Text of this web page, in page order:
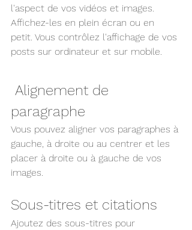
l'aspect de vos vidéos et images.
Affichez-les en plein écran ou en
petit. Vous contrôlez l'affichage de vos
posts sur ordinateur et sur mobile.
paragraphe
Vous pouvez aligner vos paragraphes à
gauche, à droite ou au centrer et les
placer à droite ou à gauche de vos
images.
Sous-titres et citations
Ajoutez des sous-titres pour